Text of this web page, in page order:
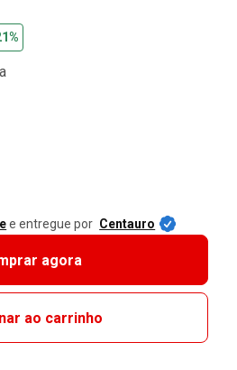
e entregue por Centauro
agora
ao carrinho